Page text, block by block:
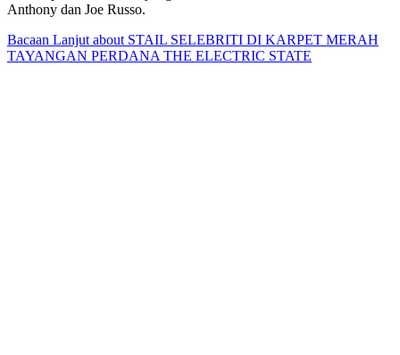
Anthony dan Joe Russo.
Bacaan Lanjut about STAIL SELEBRITI DI KARPET MERAH
TAYANGAN PERDANA THE ELECTRIC STATE